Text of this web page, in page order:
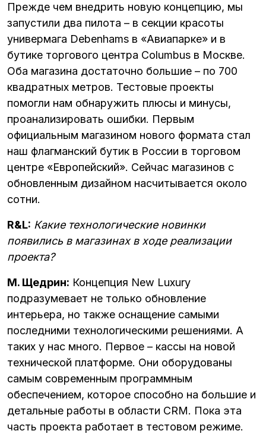
Прежде чем внедрить новую концепцию, мы
запустили два пилота – в секции красоты
универмага Debenhams в «Авиапарке» и в
бутике торгового центра Columbus в Москве.
Оба магазина достаточно большие – по 700
квадратных метров. Тестовые проекты
помогли нам обнаружить плюсы и минусы,
проанализировать ошибки. Первым
официальным магазином нового формата стал
наш флагманский бутик в России в торговом
центре «Европейский». Сейчас магазинов с
обновленным дизайном насчитывается около
сотни.
R&L: Какие технологические новинки
появились в магазинах в ходе реализации
проекта?
М. Щедрин: Концепция New Luxury
подразумевает не только обновление
интерьера, но также оснащение самыми
последними технологическими решениями. А
таких у нас много. Первое – кассы на новой
технической платформе. Они оборудованы
самым современным программным
обеспечением, которое способно на большие и
детальные работы в области CRM. Пока эта
часть проекта работает в тестовом режиме.